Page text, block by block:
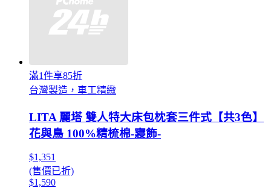
滿1件享85折
台灣製造，車工精緻
LITA 麗塔 雙人特大床包枕套三件式【共3色】
花與鳥 100%精梳棉-寢飾-
$1,351
(售價已折)
$1,590